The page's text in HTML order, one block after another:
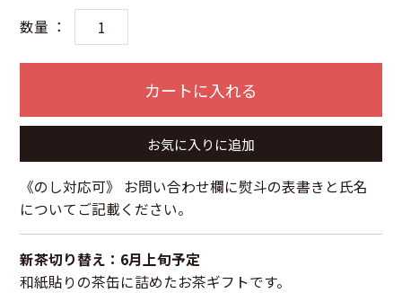
数量 ：
カートに入れる
お気に入りに追加
《のし対応可》 お問い合わせ欄に熨斗の表書きと氏名
についてご記載ください。
新茶切り替え：6月上旬予定
和紙貼りの茶缶に詰めたお茶ギフトです。